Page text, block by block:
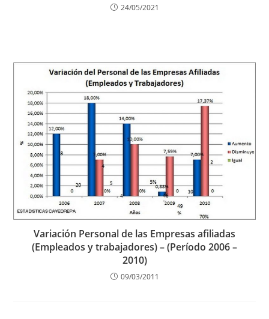
24/05/2021
Variación Personal de las Empresas afiliadas
(Empleados y trabajadores) – (Período 2006 –
2010)
09/03/2011